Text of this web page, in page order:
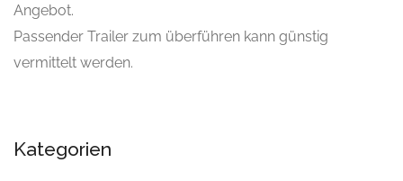
Angebot.
Passender Trailer zum überführen kann günstig
vermittelt werden.
Kategorien